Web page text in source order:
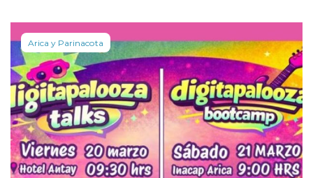
Arica y Parinacota